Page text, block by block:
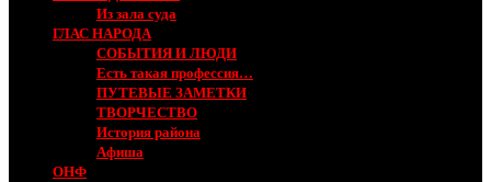
Из зала суда
ГЛАС НАРОДА
СОБЫТИЯ И ЛЮДИ
Есть такая профессия…
ПУТЕВЫЕ ЗАМЕТКИ
ТВОРЧЕСТВО
История района
Афиша
ОНФ